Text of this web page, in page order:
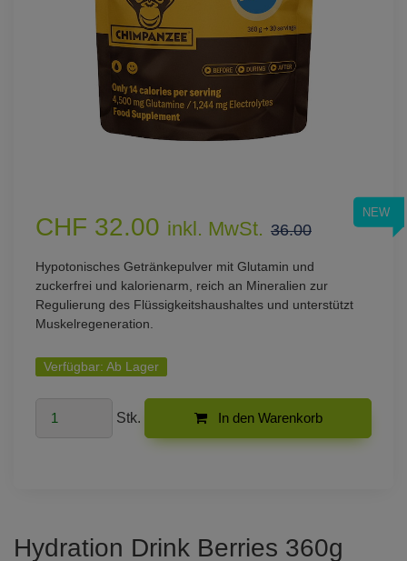
NEW
CHF 32.00 inkl. MwSt. 36.00
Hypotonisches Getränkepulver mit Glutamin und
zuckerfrei und kalorienarm, reich an Mineralien zur
Regulierung des Flüssigkeitshaushaltes und unterstützt
Muskelregeneration.
Verfügbar: Ab Lager
Stk. In den Warenkorb
Hydration Drink Berries 360g